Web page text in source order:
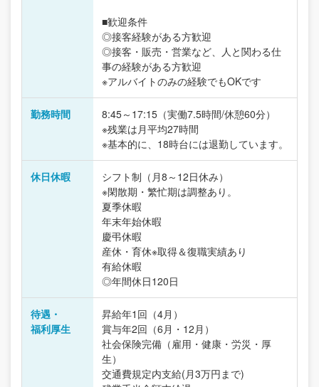
■歓迎条件
◎接客経験がある方歓迎
◎接客・販売・営業など、人と関わる仕
事の経験がある方歓迎
※アルバイトのみの経験でもOKです
勤務時間
8:45～17:15（実働7.5時間/休憩60分）
※残業は月平均27時間
※基本的に、18時台には退勤しています。
休日休暇
シフト制（月8～12日休み）
※閑散期・繁忙期は調整あり。
夏季休暇
年末年始休暇
慶弔休暇
産休・育休※取得＆復職実績あり
有給休暇
◎年間休日120日
待遇・
福利厚生
昇給年1回（4月）
賞与年2回（6月・12月）
社会保険完備（雇用・健康・労災・厚
生）
交通費規定内支給(月3万円まで)